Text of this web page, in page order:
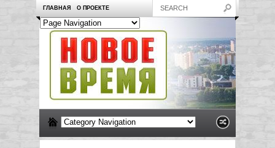
ГЛАВНАЯ О ПРОЕКТЕ